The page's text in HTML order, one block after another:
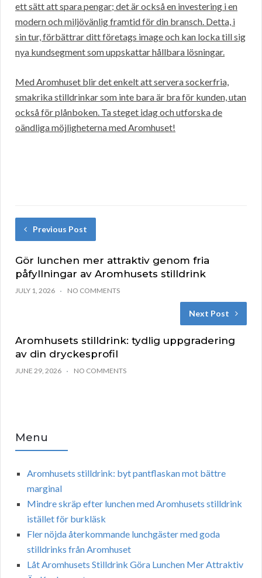
ett sätt att spara pengar; det är också en investering i en
modern och miljövänlig framtid för din bransch. Detta, i
sin tur, förbättrar ditt företags image och kan locka till sig
nya kundsegment som uppskattar hållbara lösningar.
Med Aromhuset blir det enkelt att servera sockerfria,
smakrika stilldrinkar som inte bara är bra för kunden, utan
också för plånboken. Ta steget idag och utforska de
oändliga möjligheterna med Aromhuset!
Previous Post
Gör lunchen mer attraktiv genom fria
påfyllningar av Aromhusets stilldrink
JULY 1, 2026 NO COMMENTS
Next Post
Aromhusets stilldrink: tydlig uppgradering
av din dryckesprofil
JUNE 29, 2026 NO COMMENTS
Menu
Aromhusets stilldrink: byt pantflaskan mot bättre
marginal
Mindre skräp efter lunchen med Aromhusets stilldrink
istället för burkläsk
Fler nöjda återkommande lunchgäster med goda
stilldrinks från Aromhuset
Låt Aromhusets Stilldrink Göra Lunchen Mer Attraktiv